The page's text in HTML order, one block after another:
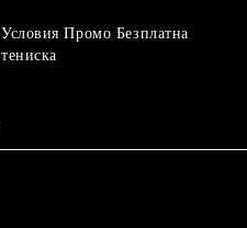
Условия Промо Безплатна
тениска